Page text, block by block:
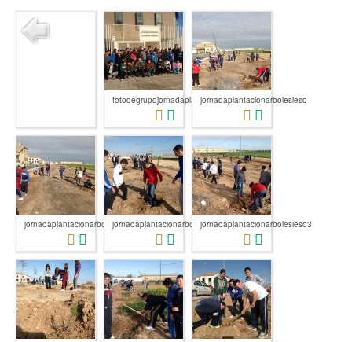
fotodegrupojornadaplantacionarboles...
jornadaplantacionarbolesieso
jornadaplantacionarbolesieso1jornadaplantacionarbolesieso2jornadaplantacionarbolesieso3